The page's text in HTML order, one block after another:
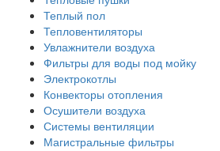
Теплый пол
Тепловентиляторы
Увлажнители воздуха
Фильтры для воды под мойку
Электрокотлы
Конвекторы отопления
Осушители воздуха
Системы вентиляции
Магистральные фильтры